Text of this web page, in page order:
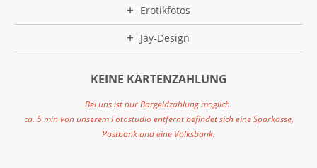
Erotikfotos
Jay-Design
KEINE KARTENZAHLUNG
Bei uns ist nur Bargeldzahlung möglich.
ca. 5 min von unserem Fotostudio entfernt befindet sich eine Sparkasse,
Postbank und eine Volksbank.